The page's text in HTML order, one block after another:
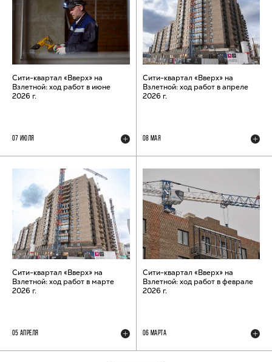
Сити-квартал «Вверх» на
Взлетной: ход работ в июне
2026 г.
07 ИЮЛЯ
Сити-квартал «Вверх» на
Взлетной: ход работ в апреле
2026 г.
08 МАЯ
Сити-квартал «Вверх» на
Взлетной: ход работ в марте
2026 г.
05 АПРЕЛЯ
Сити-квартал «Вверх» на
Взлетной: ход работ в феврале
2026 г.
06 МАРТА